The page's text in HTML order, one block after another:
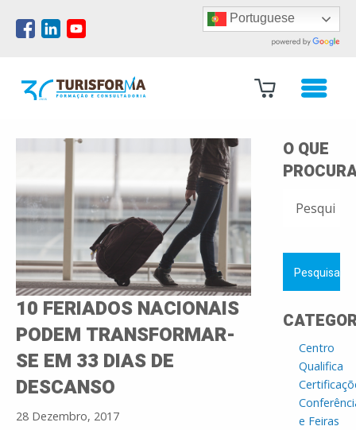
Portuguese
10 FERIADOS NACIONAIS
PODEM TRANSFORMAR-
SE EM 33 DIAS DE
DESCANSO
28 Dezembro, 2017
O QUE
POR:
Centro
Qualifica
e Feiras